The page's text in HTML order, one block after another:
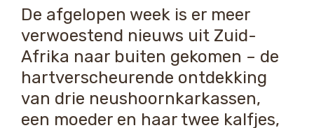
De afgelopen week is er meer
verwoestend nieuws uit Zuid-
Afrika naar buiten gekomen – de
hartverscheurende ontdekking
van drie neushoornkarkassen,
een moeder en haar twee kalfjes,